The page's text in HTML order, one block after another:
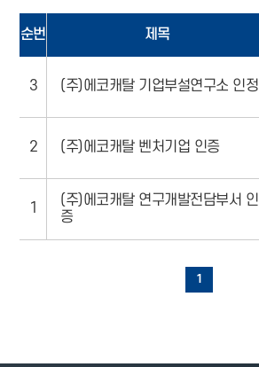
순번 제목
3 (주)에코캐탈 기업부설연구소 인정
2 (주)에코캐탈 벤처기업 인증
1
(주)에코캐탈 연구개발전담부서 인
증
1